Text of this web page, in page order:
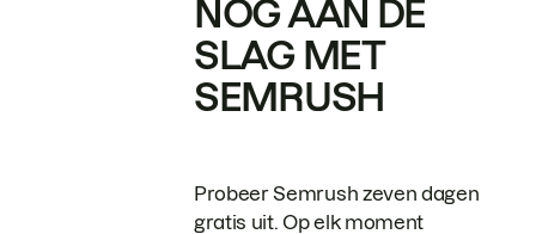
NOG AAN DE
SLAG MET
SEMRUSH
Probeer Semrush zeven dagen
gratis uit. Op elk moment